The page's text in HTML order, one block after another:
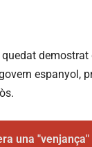
espanyol,
una